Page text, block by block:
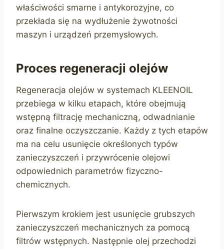
właściwości smarne i antykorozyjne, co
przekłada się na wydłużenie żywotności
maszyn i urządzeń przemysłowych.
Proces regeneracji olejów
Regeneracja olejów w systemach KLEENOIL
przebiega w kilku etapach, które obejmują
wstępną filtrację mechaniczną, odwadnianie
oraz finalne oczyszczanie. Każdy z tych etapów
ma na celu usunięcie określonych typów
zanieczyszczeń i przywrócenie olejowi
odpowiednich parametrów fizyczno-
chemicznych.
Pierwszym krokiem jest usunięcie grubszych
zanieczyszczeń mechanicznych za pomocą
filtrów wstępnych. Następnie olej przechodzi